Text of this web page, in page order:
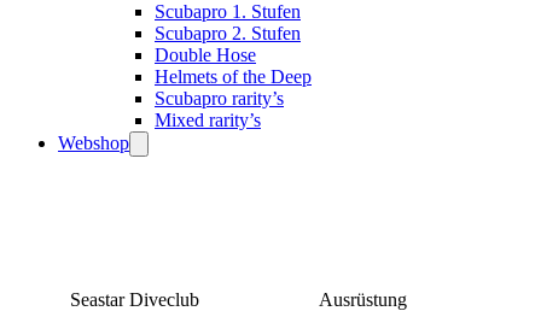
Scubapro 1. Stufen
Scubapro 2. Stufen
Double Hose
Helmets of the Deep
Scubapro rarity’s
Mixed rarity’s
Webshop
Seastar Diveclub Ausrüstung